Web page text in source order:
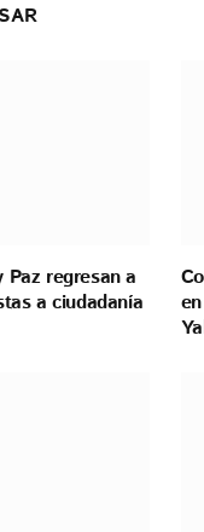
Paz regresan a
a ciudadanía